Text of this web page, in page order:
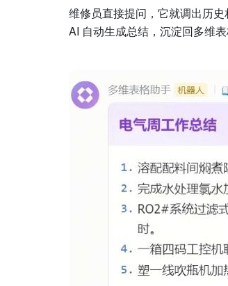
维修员直接提问，它就调出历
AI 自动生成总结，沉淀回多维